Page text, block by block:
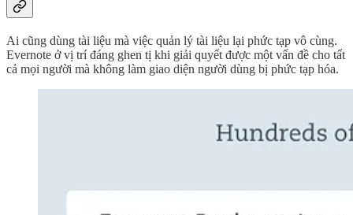
Ai cũng dùng tài liệu mà việc quản lý tài liệu lại phức tạp vô cùng.
Evernote ở vị trí đáng ghen tị khi giải quyết được một vấn đề cho tất
cả mọi người mà không làm giao diện người dùng bị phức tạp hóa.